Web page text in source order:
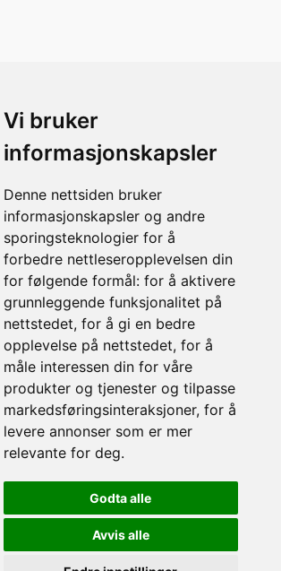
Vi bruker
informasjonskapsler
Denne nettsiden bruker
informasjonskapsler og andre
sporingsteknologier for å
forbedre nettleseropplevelsen din
for følgende formål: for å aktivere
grunnleggende funksjonalitet på
nettstedet, for å gi en bedre
opplevelse på nettstedet, for å
måle interessen din for våre
produkter og tjenester og tilpasse
markedsføringsinteraksjoner, for å
levere annonser som er mer
relevante for deg.
Godta alle
Avvis alle
nyheter på e-post
Instagram
Facebook